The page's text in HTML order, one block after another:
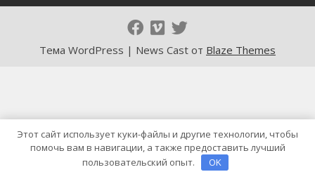
Тема WordPress | News Cast от Blaze Themes
Этот сайт использует куки-файлы и другие технологии, чтобы
помочь вам в навигации, а также предоставить лучший
пользовательский опыт.
OK